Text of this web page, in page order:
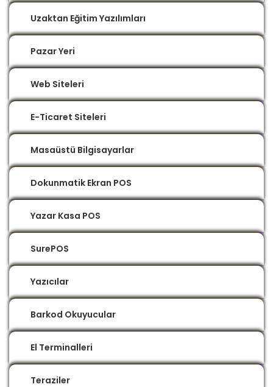
Uzaktan Eğitim Yazılımları
Pazar Yeri
Web Siteleri
E-Ticaret Siteleri
Masaüstü Bilgisayarlar
Dokunmatik Ekran POS
Yazar Kasa POS
SurePOS
Yazıcılar
Barkod Okuyucular
El Terminalleri
Teraziler